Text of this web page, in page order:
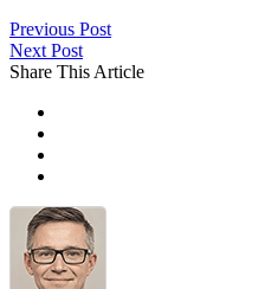
Previous Post
Next Post
Share This Article